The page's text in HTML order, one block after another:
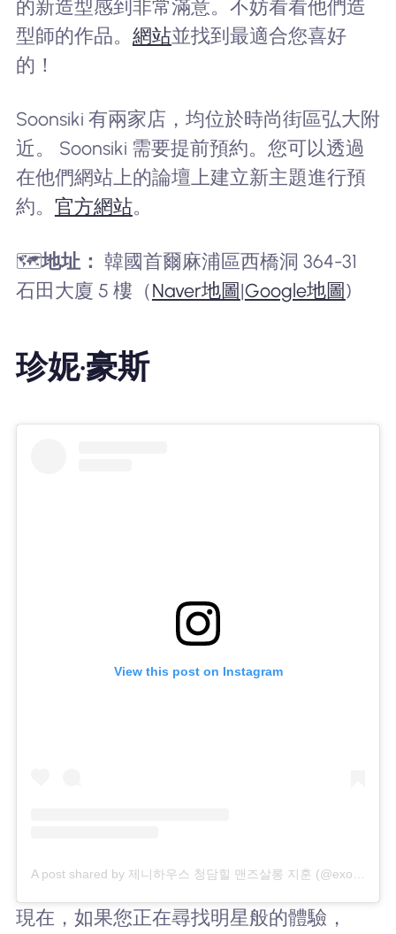
的新造型感到非常滿意。不妨看看他們造
型師的作品。 網站並找到最適合您喜好
的！
Soonsiki 有兩家店，均位於時尚街區弘大附
近。 Soonsiki 需要提前預約。您可以透過
在他們網站上的論壇上建立新主題進行預
約。 官方網站。
🗺️地址： 韓國首爾麻浦區西橋洞 364-31
石田大廈 5 樓（Naver地圖|Google地圖)
珍妮·豪斯
View this post on Instagram
現在，如果您正在尋找明星般的體驗，